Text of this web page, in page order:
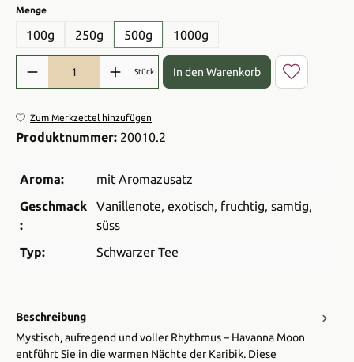
Mengeauswählen
100g 250g 500g 1000g
Produkt Anzahl: Gib den gewünschten Wert ein oder benutze die
Stück In den Warenkorb
Zum Merkzettel hinzufügen
Produktnummer: 20010.2
Aroma:
mit Aromazusatz
Geschmack
:
Vanillenote, exotisch, fruchtig, samtig,
süss
Typ:
Schwarzer Tee
Beschreibung
Mystisch, aufregend und voller Rhythmus – Havanna Moon
entführt Sie in die warmen Nächte der Karibik. Diese